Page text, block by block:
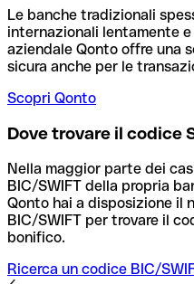
Le banche tradizionali
internazionali lentamente
aziendale Qonto offre una
sicura anche per le
Scopri Qonto
Dove trovare il codice
Nella maggior parte dei
BIC/SWIFT della propria
Qonto hai a disposizione il
BIC/SWIFT per trovare il
bonifico.
Ricerca un codice BIC/